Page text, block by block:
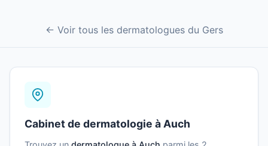
← Voir tous les dermatologues du Gers
Cabinet de dermatologie à Auch